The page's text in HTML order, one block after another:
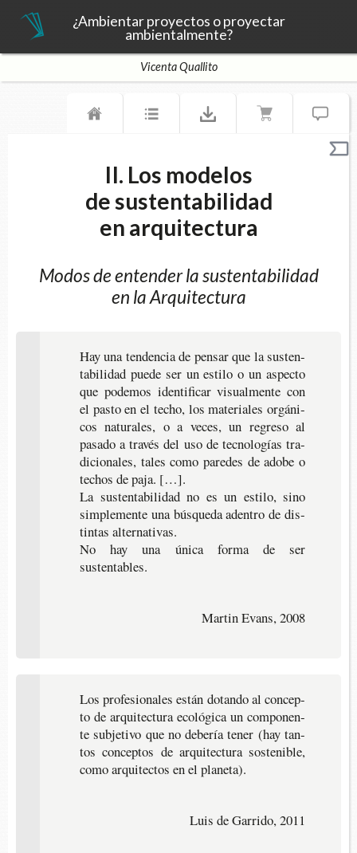
¿Ambientar proyectos o proyectar
ambientalmente?
Vicenta Quallito
II. Los modelos
de sustentabilidad
en arquitectura
Modos de entender la sustentabilidad
en la Arquitectura
Hay una ten­den­cia de pen­sar que la sus­ten­
ta­bi­li­dad puede ser un esti­lo o un aspec­to
que pode­mos iden­ti­fi­car visual­men­te con
el pasto en el techo, los mate­ria­les orgá­ni­
cos natu­ra­les, o a veces, un regre­so al
pasa­do a tra­vés del uso de tec­no­lo­gías tra­
di­cio­na­les, tales como pare­des de adobe o
techos de paja. […].
La sus­ten­ta­bi­li­dad no es un esti­lo, sino
sim­ple­men­te una bús­que­da aden­tro de dis­
tin­tas alternativas.
No hay una única forma de ser
sustentables.
Martin Evans, 2008
Los pro­fe­sio­na­les están dotan­do al con­cep­
to de arqui­tec­tu­ra eco­ló­gi­ca un com­po­nen­
te sub­je­ti­vo que no debe­ría tener (hay tan­
tos con­cep­tos de arqui­tec­tu­ra sos­te­ni­ble,
como arqui­tec­tos en el planeta).
Luis de Garrido, 2011